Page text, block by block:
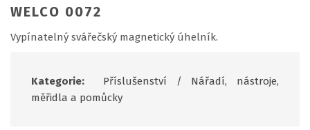
WELCO 0072
Vypínatelný svářečský magnetický úhelník.
Kategorie: Příslušenství /
Nářadí, nástroje,
měřidla a pomůcky